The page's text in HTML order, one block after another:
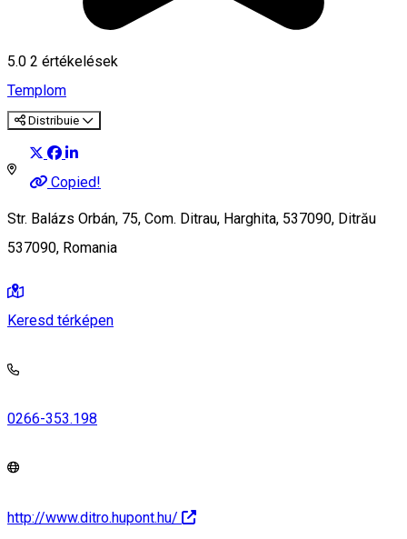
5.0 2 értékelések
Templom
Distribuie
Copied!
Str. Balázs Orbán, 75, Com. Ditrau, Harghita, 537090, Ditrău
537090, Romania
Keresd térképen
0266-353.198
http://www.ditro.hupont.hu/